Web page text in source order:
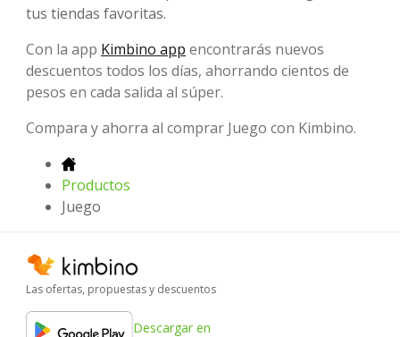
tus tiendas favoritas.
Con la app Kimbino app encontrarás nuevos
descuentos todos los días, ahorrando cientos de
pesos en cada salida al súper.
Compara y ahorra al comprar Juego con Kimbino.
Productos
Juego
Las ofertas, propuestas y descuentos
Descargar en